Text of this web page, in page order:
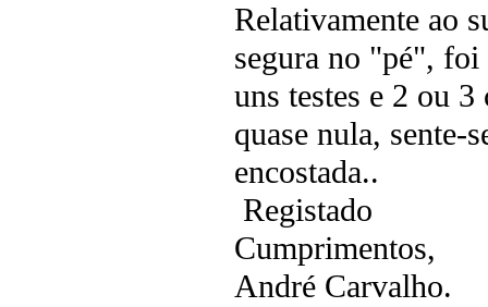
Relativamente ao
segura no "pé", foi
uns testes e 2 ou
quase nula,
encostada..
Registado
Cumprimentos,
André Carvalho.